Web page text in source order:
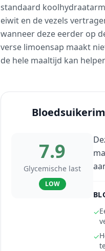
standaard
eiwit en de vezels
wanneer deze eerder op
verse limoensap maakt
de hele maaltijd kan
7.9
Glycemische last
LOW
✓
✓